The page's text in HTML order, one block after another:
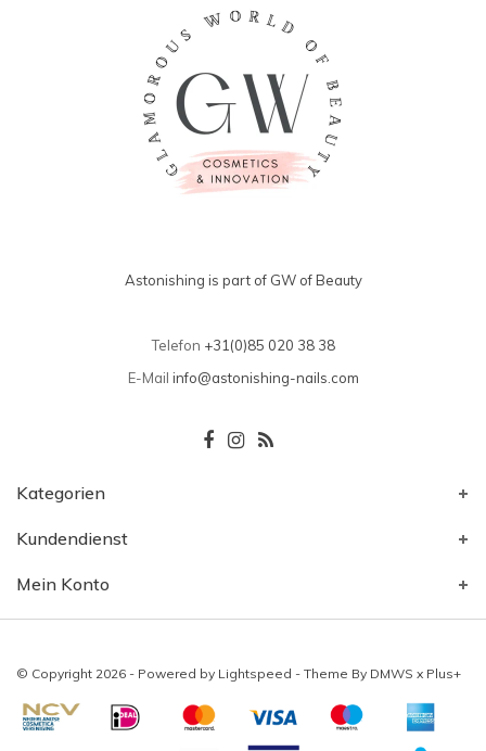
Astonishing is part of GW of Beauty
Telefon +31(0)85 020 38 38
E-Mail info@astonishing-nails.com
Kategorien
Kundendienst
Mein Konto
© Copyright 2026 - Powered by Lightspeed - Theme By DMWS x Plus+